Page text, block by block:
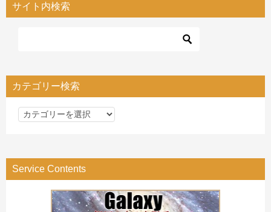
サイト内検索
カテゴリー検索
カ
リ
ー
Service Contents